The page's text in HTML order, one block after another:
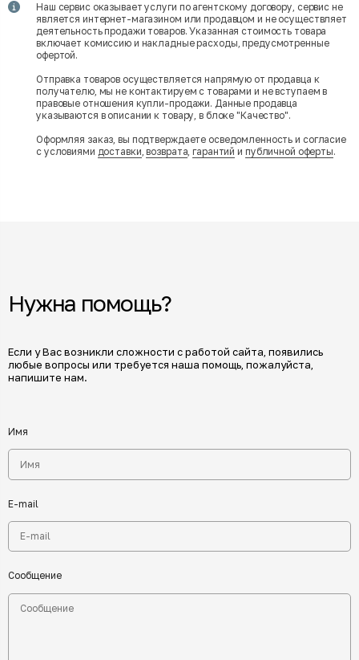
Наш сервис оказывает услуги по агентскому договору, сервис не
является интернет-магазином или продавцом и не осуществляет
деятельность продажи товаров. Указанная стоимость товара
включает комиссию и накладные расходы, предусмотренные
офертой.
Отправка товаров осуществляется напрямую от продавца к
получателю, мы не контактируем с товарами и не вступаем в
правовые отношения купли-продажи. Данные продавца
указываются в описании к товару, в блоке "Качество".
Оформляя заказ, вы подтверждаете осведомленность и согласие
с условиями доставки,возврата,гарантий и публичной оферты.
Нужна помощь?
Если у Вас возникли сложности с работой сайта, появились
любые вопросы или требуется наша помощь, пожалуйста,
напишите нам.
Имя
E-mail
Сообщение